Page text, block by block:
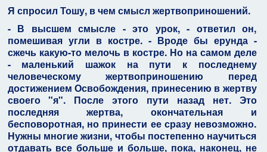
Я спросил Тошу, в чем смысл жертвоприношений.
- В высшем смысле - это урок, - ответил он,
помешивая угли в костре. - Вроде бы ерунда -
сжечь какую-то мелочь в костре. Но на самом деле
- маленький шажок на пути к последнему
человеческому жертвоприношению перед
достижением Освобождения, принесению в жертву
своего "я". После этого пути назад нет. Это
последняя жертва, окончательная и
бесповоротная, но принести ее сразу невозможно.
Нужны многие жизни, чтобы постепенно научиться
отдавать все больше и больше, пока, наконец, не